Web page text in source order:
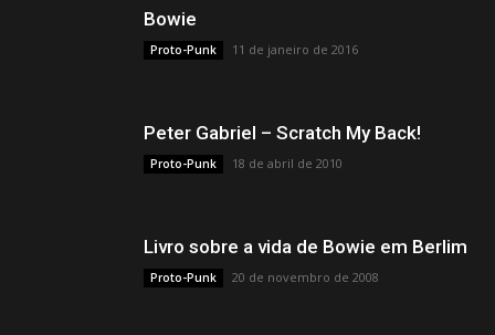
Bowie
Proto-Punk 11 de janeiro de 2016
Peter Gabriel – Scratch My Back!
Proto-Punk 18 de abril de 2010
Livro sobre a vida de Bowie em Berlim
Proto-Punk 20 de novembro de 2008